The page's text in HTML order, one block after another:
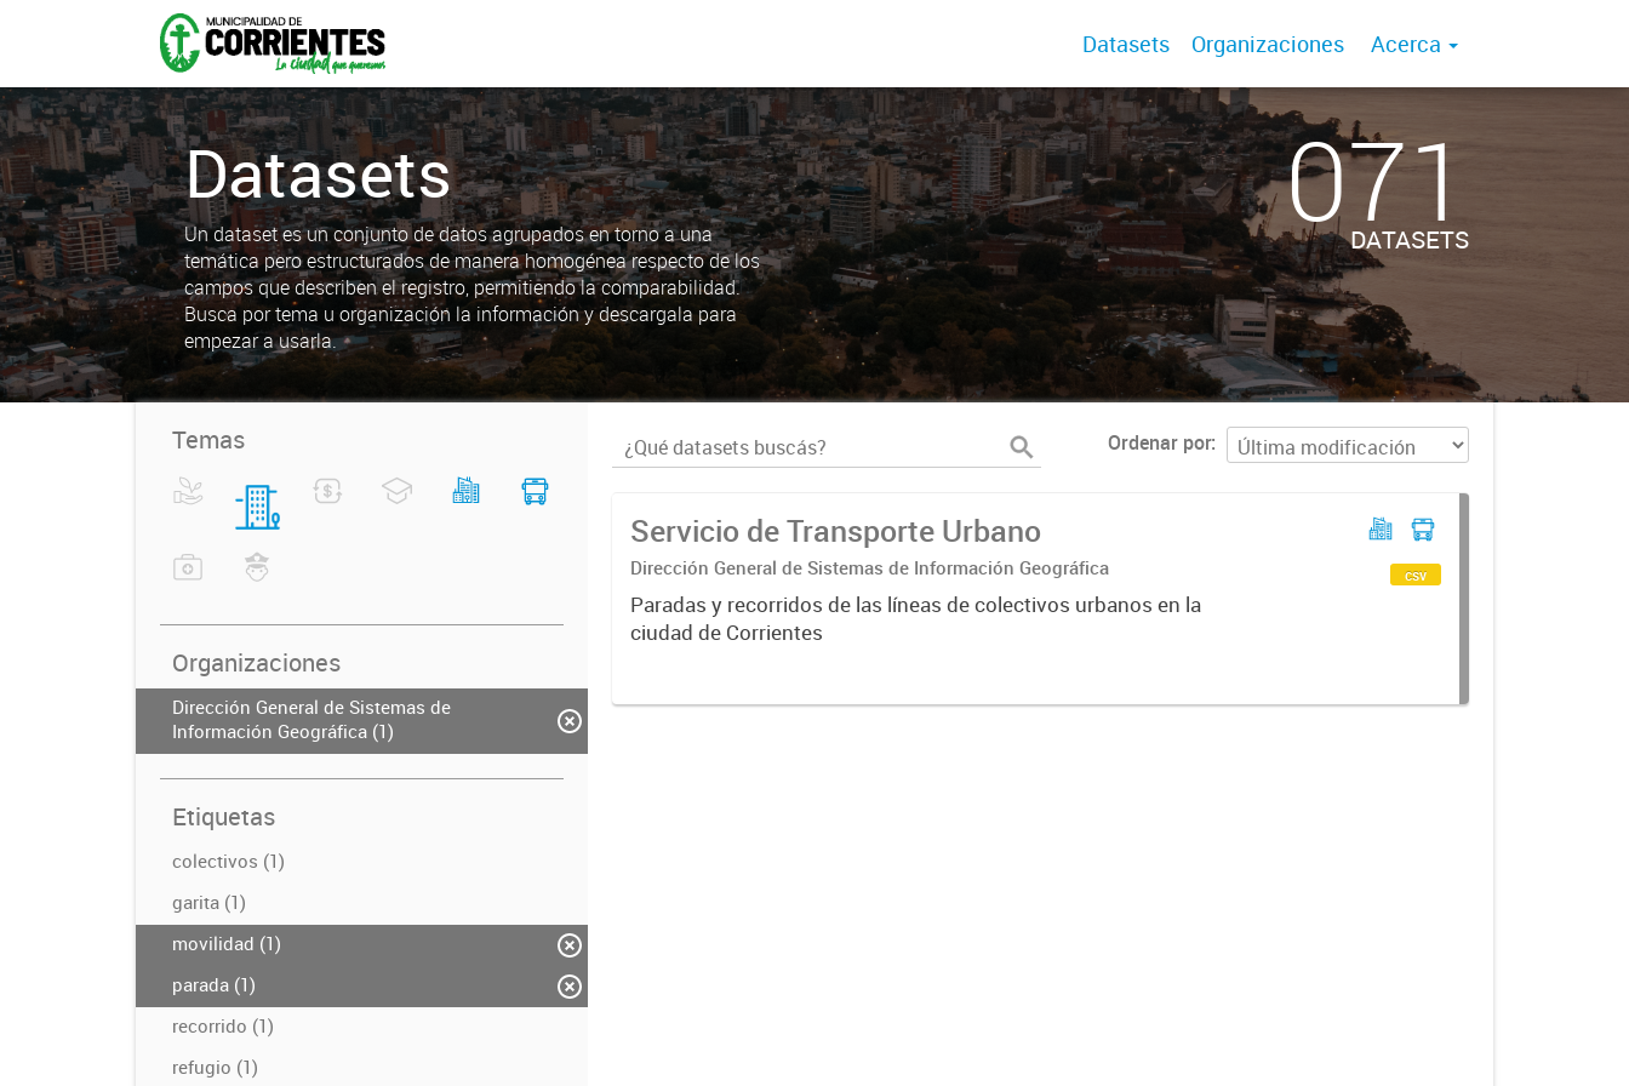
Datasets Organizaciones Acerca
Datasets
Un dataset es un conjunto de datos agrupados en torno a una
temática pero estructurados de manera homogénea respecto de los
campos que describen el registro, permitiendo la comparabilidad.
Busca por tema u organización la información y descargala para
empezar a usarla.
071
DATASETS
Temas
Organizaciones
Dirección General de Sistemas de
Información Geográfica (1)
Etiquetas
colectivos (1)
garita (1)
movilidad (1)
parada (1)
recorrido (1)
refugio (1)
Ordenar por
Servicio de Transporte Urbano
Dirección General de Sistemas de Información Geográfica
Paradas y recorridos de las líneas de colectivos urbanos en la
ciudad de Corrientes
csv